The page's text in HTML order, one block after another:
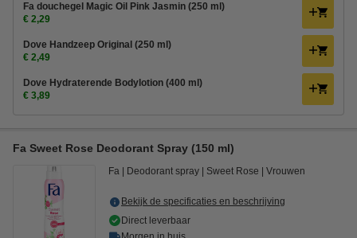
Fa douchegel Magic Oil Pink Jasmin (250 ml)
€ 2,29
Dove Handzeep Original (250 ml)
€ 2,49
Dove Hydraterende Bodylotion (400 ml)
€ 3,89
Fa Sweet Rose Deodorant Spray (150 ml)
Fa Deodorant spray Sweet Rose Vrouwen
Bekijk de specificaties en beschrijving
Direct leverbaar